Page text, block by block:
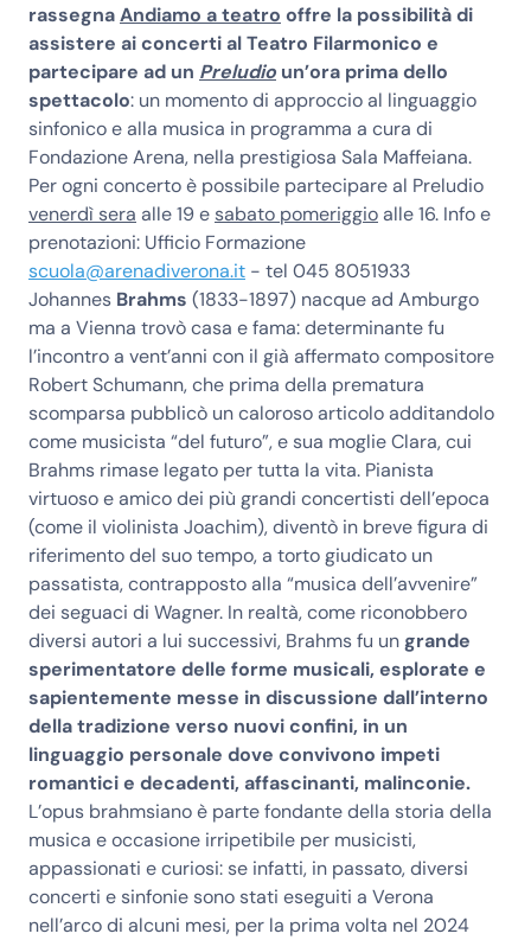
rassegnaAndiamo a teatro offre la possibilità di
assistere ai concerti al Teatro Filarmonico e
partecipare ad un Preludio un’ora prima dello
spettacolo: un momento di approccio al linguaggio
sinfonico e alla musica in programma a cura di
Fondazione Arena, nella prestigiosa Sala Maffeiana.
Per ogni concerto è possibile partecipare al Preludio
venerdì sera alle 19 e sabato pomeriggioalle 16. Info e
prenotazioni: Ufficio Formazione
scuola@arenadiverona.it - tel 045 8051933
Johannes Brahms (1833-1897) nacque ad Amburgo
ma a Vienna trovò casa e fama: determinante fu
l’incontro a vent’anni con il già affermato compositore
Robert Schumann, che prima della prematura
scomparsa pubblicò un caloroso articolo additandolo
come musicista “del futuro”, e sua moglie Clara, cui
Brahms rimase legato per tutta la vita. Pianista
virtuoso e amico dei più grandi concertisti dell’epoca
(come il violinista Joachim), diventò in breve figura di
riferimento del suo tempo, a torto giudicato un
passatista, contrapposto alla “musica dell’avvenire”
dei seguaci di Wagner. In realtà, come riconobbero
diversi autori a lui successivi, Brahms fu un grande
sperimentatore delle forme musicali, esplorate e
sapientemente messe in discussione dall’interno
della tradizione verso nuovi confini, in un
linguaggio personale dove convivono impeti
romantici e decadenti, affascinanti, malinconie.
L’opus brahmsiano è parte fondante della storia della
musica e occasione irripetibile per musicisti,
appassionati e curiosi: se infatti, in passato, diversi
concerti e sinfonie sono stati eseguiti a Verona
nell’arco di alcuni mesi, per la prima volta nel 2024